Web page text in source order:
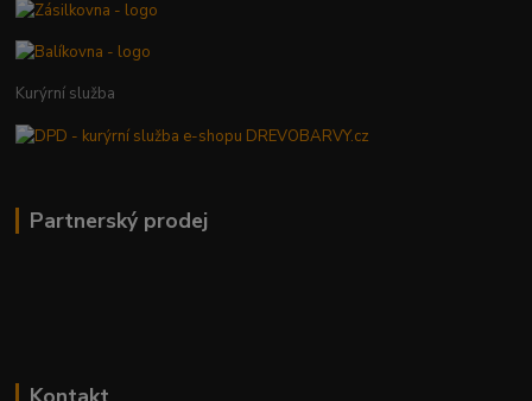
Kurýrní služba
Partnerský prodej